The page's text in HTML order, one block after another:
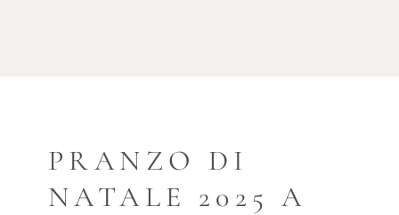
PRANZO DI
NATALE 2025 A